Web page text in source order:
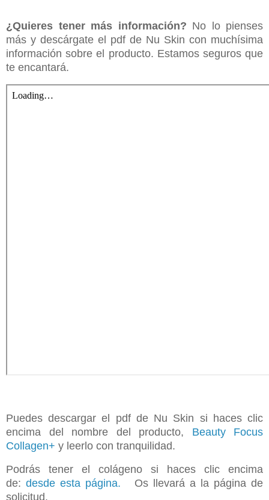
¿Quieres tener más información? No lo pienses
más y descárgate el pdf de Nu Skin con muchísima
información sobre el producto. Estamos seguros que
te encantará.
Puedes descargar el pdf de Nu Skin si haces clic
encima del nombre del producto, Beauty Focus
Collagen+ y leerlo con tranquilidad.
Podrás tener el colágeno si haces clic encima
de: desde esta página.
Os llevará a la página de
solicitud.